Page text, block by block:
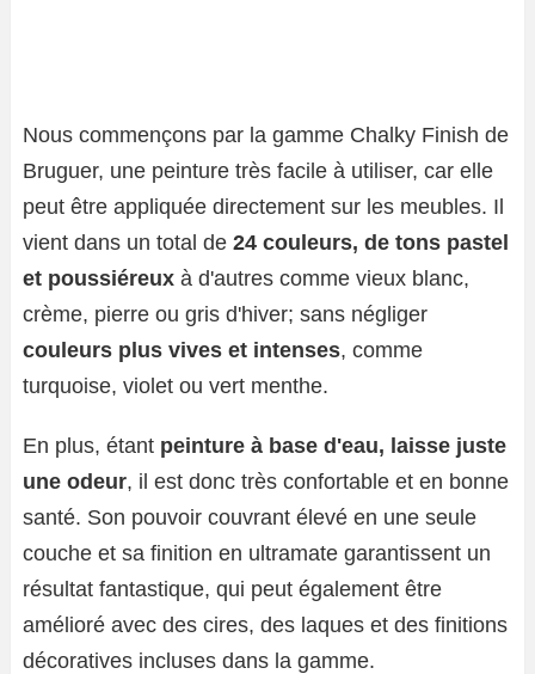
Nous commençons par la gamme Chalky Finish de
Bruguer, une peinture très facile à utiliser, car elle
peut être appliquée directement sur les meubles. Il
vient dans un total de 24 couleurs, de tons pastel
et poussiéreux à d'autres comme vieux blanc,
crème, pierre ou gris d'hiver; sans négliger
couleurs plus vives et intenses, comme
turquoise, violet ou vert menthe.
En plus, étant peinture à base d'eau, laisse juste
une odeur, il est donc très confortable et en bonne
santé. Son pouvoir couvrant élevé en une seule
couche et sa finition en ultramate garantissent un
résultat fantastique, qui peut également être
amélioré avec des cires, des laques et des finitions
décoratives incluses dans la gamme.